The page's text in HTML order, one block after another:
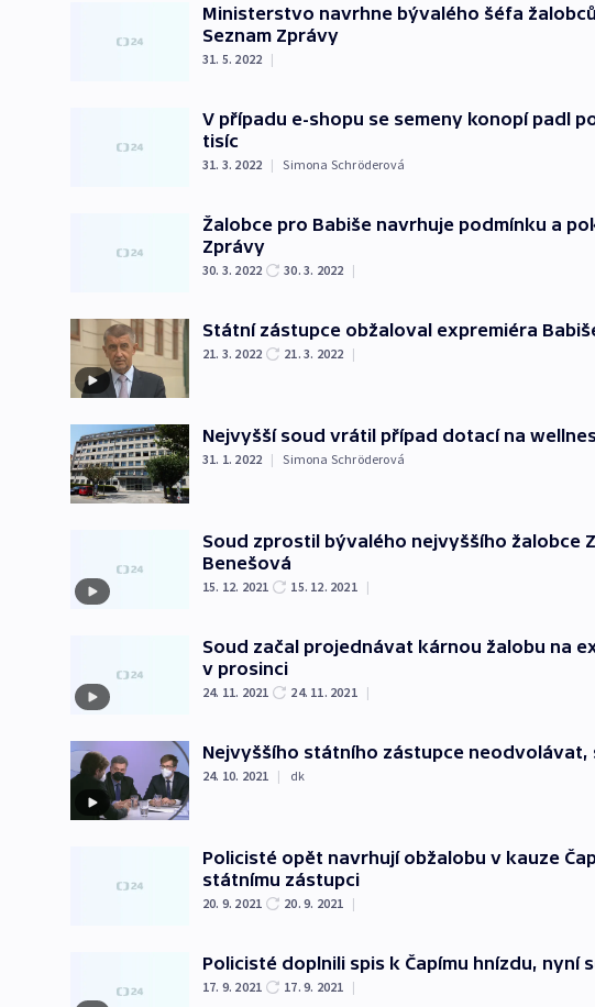
Ministerstvo navrhne bývalého šéfa
Seznam Zprávy
31. 5. 2022 |
V případu e-shopu se semeny konopí padl
tisíc
31. 3. 2022 | Simona Schröderová
Žalobce pro Babiše navrhuje podmínku a
Zprávy
30. 3. 2022 30. 3. 2022 |
Státní zástupce obžaloval expremiéra
21. 3. 2022 21. 3. 2022 |
Nejvyšší soud vrátil případ dotací na
31. 1. 2022 | Simona Schröderová
Soud zprostil bývalého nejvyššího žalobce
Benešová
15. 12. 2021 15. 12. 2021 |
Soud začal projednávat kárnou žalobu na
v prosinci
24. 11. 2021 24. 11. 2021 |
Nejvyššího státního zástupce neodvolávat,
24. 10. 2021 | dk
Policisté opět navrhují obžalobu v kauze
státnímu zástupci
20. 9. 2021 20. 9. 2021 |
Policisté doplnili spis k Čapímu hnízdu, nyní
17. 9. 2021 17. 9. 2021 |